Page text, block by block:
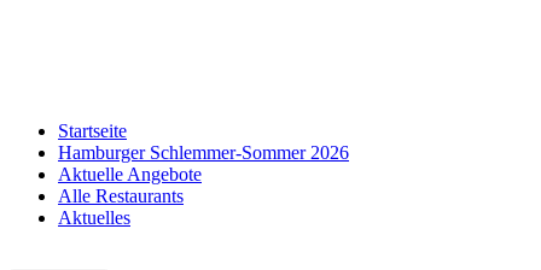
Startseite
Hamburger Schlemmer-Sommer 2026
Aktuelle Angebote
Alle Restaurants
Aktuelles